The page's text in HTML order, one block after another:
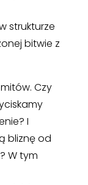
strukturze
bitwie z
Czy
I
bliznę od
W tym